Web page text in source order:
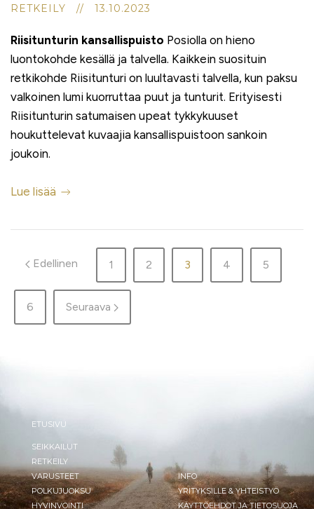
RETKEILY // 13.10.2023
Riisitunturin kansallispuisto Posiolla on hieno
luontokohde kesällä ja talvella. Kaikkein suosituin
retkikohde Riisitunturi on luultavasti talvella, kun paksu
valkoinen lumi kuorruttaa puut ja tunturit. Erityisesti
Riisitunturin satumaisen upeat tykkykuuset
houkuttelevat kuvaajia kansallispuistoon sankoin
joukoin.
Lue lisää
Edellinen 1 2 3 4 5
6 Seuraava
ETUSIVU
SEIKKAILUT
RETKEILY
VARUSTEET
POLKUJUOKSU
HYVINVOINTI
INFO
YRITYKSILLE & YHTEISTYÖ
KÄYTTÖEHDOT JA TIETOSUOJA